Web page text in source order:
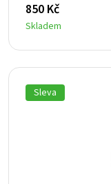
850 Kč
Skladem
Sleva